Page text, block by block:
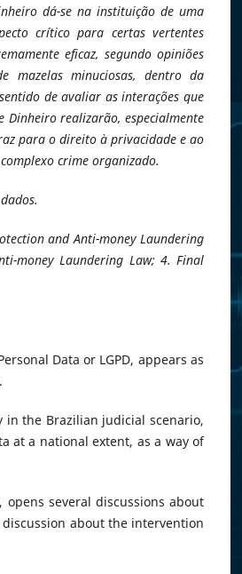
dá-se na instituição de uma
crítico para certas vertentes
eficaz, segundo opiniões
mazelas minuciosas, dentro da
de avaliar as interações que
Dinheiro realizarão, especialmente
para o direito à privacidade e ao
crime organizado.
and Anti-money Laundering
money Laundering Law; 4. Final
Data or LGPD, appears as
the Brazilian judicial scenario,
at a national extent, as a way of
several discussions about
about the intervention